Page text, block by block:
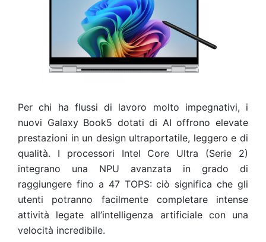
Per chi ha flussi di lavoro molto impegnativi, i
nuovi Galaxy Book5 dotati di AI offrono elevate
prestazioni in un design ultraportatile, leggero e di
qualità. I processori Intel Core Ultra (Serie 2)
integrano una NPU avanzata in grado di
raggiungere fino a 47 TOPS: ciò significa che gli
utenti potranno facilmente completare intense
attività legate all’intelligenza artificiale con una
velocità incredibile.